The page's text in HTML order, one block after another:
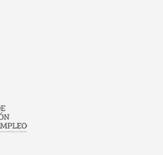
negociación
sea la que haga el trabajo